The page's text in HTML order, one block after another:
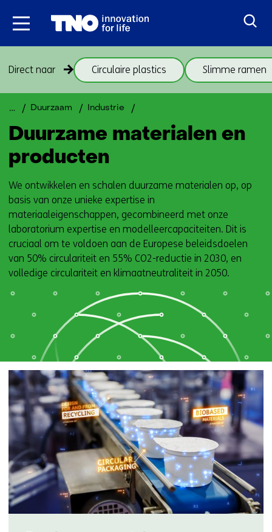
Ga
Sla
navigatie
thema
Direct naar Circulaire plastics Slimme ramen
navigatie
Duurzame
materialen)
Duurzaam Industrie
Duurzame materialen en
producten
We ontwikkelen en schalen duurzame materialen op, op
basis van onze unieke expertise in
materiaaleigenschappen, gecombineerd met onze
laboratorium expertise en modelleercapaciteiten. Dit is
cruciaal om te voldoen aan de Europese beleidsdoelen
van 50% circulariteit en 55% CO2-reductie in 2030, en
volledige circulariteit en klimaatneutraliteit in 2050.